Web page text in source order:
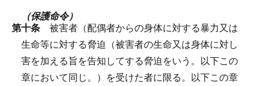
（保護命令）
第十条 被害者（配偶者からの身体に対する暴力又は
生命等に対する脅迫（被害者の生命又は身体に対し
害を加える旨を告知してする脅迫をいう。以下この
章において同じ。）を受けた者に限る。以下この章